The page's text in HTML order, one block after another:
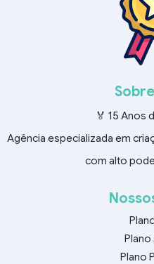
🏅 15 Anos
Agência especializada em
com alto
Plano
Plano